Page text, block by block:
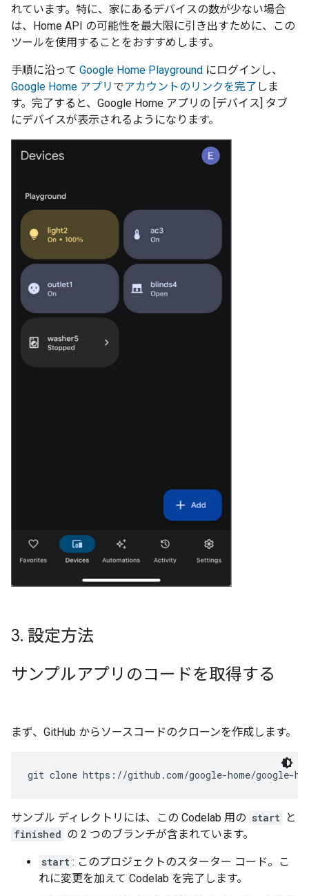
れています。特に、家にあるデバイスの数が少ない場合
は、Home API の可能性を最大限に引き出すために、この
ツールを使用することをおすすめします。
手順に沿って Google Home Playground にログインし、
Google Home アプリ でアカウントのリンクを完了 しま
す。完了すると、Google Home アプリの [デバイス] タブ
にデバイスが表示されるようになります。
3. 設定方法
サンプルアプリのコードを取得する
まず、GitHub からソースコードのクローンを作成します。
サンプル ディレクトリには、この Codelab 用の start と
finished の 2 つのブランチが含まれています。
start : このプロジェクトのスターター コード。こ
れに変更を加えて Codelab を完了します。